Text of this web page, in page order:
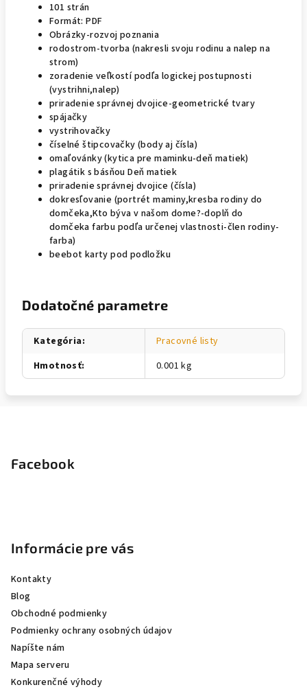
101 strán
Formát: PDF
Obrázky-rozvoj poznania
rodostrom-tvorba (nakresli svoju rodinu a nalep na
strom)
zoradenie veľkostí podľa logickej postupnosti
(vystrihni,nalep)
priradenie správnej dvojice-geometrické tvary
spájačky
vystrihovačky
číselné štipcovačky (body aj čísla)
omaľovánky (kytica pre maminku-deň matiek)
plagátik s básňou Deň matiek
priradenie správnej dvojice (čísla)
dokresľovanie (portrét maminy,kresba rodiny do
domčeka,Kto býva v našom dome?-doplň do
domčeka farbu podľa určenej vlastnosti-člen rodiny-
farba)
beebot karty pod podložku
Dodatočné parametre
Kategória:
Pracovné listy
Hmotnosť: 0.001 kg
Facebook
Informácie pre vás
Kontakty
Blog
Obchodné podmienky
Podmienky ochrany osobných údajov
Napíšte nám
Mapa serveru
Konkurenčné výhody